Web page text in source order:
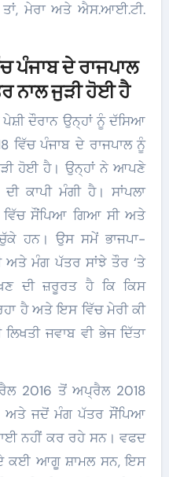
ਮੇਰਾ ਅਤੇ ਐਸ.ਆਈ.ਟੀ.
ਪੰਜਾਬ ਦੇ ਰਾਜਪਾਲ
ਨਾਲ ਜੁੜੀ ਹੋਈ ਹੈ
ਦੌਰਾਨ ਉਨ੍ਹਾਂ ਨੂੰ ਦੱਸਿਆ
ਵਿੱਚ ਪੰਜਾਬ ਦੇ ਰਾਜਪਾਲ ਨੂੰ
ਹੋਈ ਹੈ। ਉਨ੍ਹਾਂ ਨੇ ਆਪਣੇ
ਕਾਪੀ ਮੰਗੀ ਹੈ। ਸਾਂਪਲਾ
ਵਿੱਚ ਸੌਂਪਿਆ ਗਿਆ ਸੀ ਅਤੇ
ਹਨ। ਉਸ ਸਮੇਂ ਭਾਜਪਾ-
ਅਤੇ ਮੰਗ ਪੱਤਰ ਸਾਂਝੇ ਤੌਰ ‘ਤੇ
ਦੀ ਜ਼ਰੂਰਤ ਹੈ ਕਿ ਕਿਸ
ਹੈ ਅਤੇ ਇਸ ਵਿੱਚ ਮੇਰੀ ਕੀ
ਜਵਾਬ ਵੀ ਭੇਜ ਦਿੱਤਾ
2016 ਤੋਂ ਅਪ੍ਰੈਲ 2018
ਅਤੇ ਜਦੋਂ ਮੰਗ ਪੱਤਰ ਸੌਂਪਿਆ
ਨਹੀਂ ਕਰ ਰਹੇ ਸਨ। ਵਫਦ
ਦੇ ਕਈ ਆਗੂ ਸ਼ਾਮਲ ਸਨ, ਇਸ